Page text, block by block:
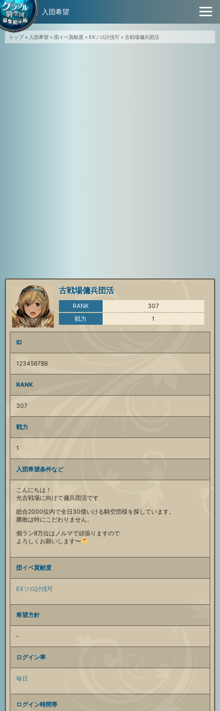
トップ» 入団希望 » 団イベ貢献度 » EXソロ討伐可 » 古戦場傭兵団活
古戦場傭兵団活
RANK
307
戦力
1
ID
123456789
RANK
307
戦力
1
入団希望条件など
こんにちは！
光古戦場に向けて傭兵団活です
総合2000位内で全日30億いける騎空団様を探しています。
勝敗は特にこだわりません。
個ラン8万位はノルマで頑張りますので
よろしくお願いします〜
団イベ貢献度
EXソロ討伐可
希望方針
-
ログイン率
毎日
ログイン時間帯
入団希望